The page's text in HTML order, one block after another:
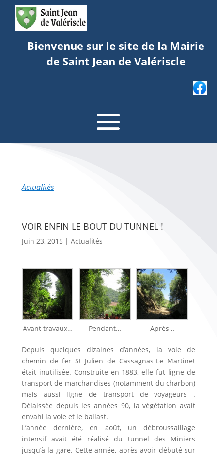
Bienvenue sur le site de la Mairie
de Saint Jean de Valériscle
Actualités
VOIR ENFIN LE BOUT DU TUNNEL !
Juin 23, 2015 | Actualités
Avant travaux… Pendant… Après…
Depuis quelques dizaines d’années, la voie de
chemin de fer St Julien de Cassagnas-Le Martinet
était inutilisée. Construite en 1883, elle fut ligne de
transport de marchandises (notamment du charbon)
mais aussi ligne de transport de voyageurs .
Délaissée depuis les années 90, la végétation avait
envahi la voie et le ballast.
L’année dernière, en août, un débroussaillage
intensif avait été réalisé du tunnel des Miniers
jusqu’à la gare. Cette année, après avoir débuté sur